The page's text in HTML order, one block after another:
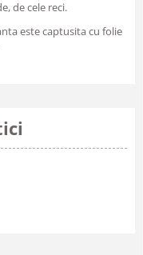
de cele reci.
este captusita cu folie